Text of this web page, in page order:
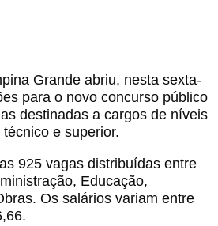
Grande abriu, nesta sexta-
para o novo concurso público
destinadas a cargos de níveis
e superior.
925 vagas distribuídas entre
Educação,
Os salários variam entre